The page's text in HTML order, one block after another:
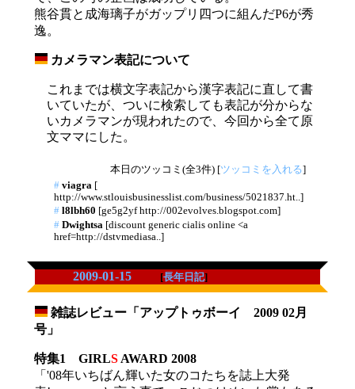
熊谷貫と成海璃子がガップリ四つに組んだP6が秀
逸。
カメラマン表記について
これまでは横文字表記から漢字表記に直して書
いていたが、ついに検索しても表記が分からな
いカメラマンが現われたので、今回から全て原
文ママにした。
本日のツッコミ(全3件) [ツッコミを入れる]
# viagra [
http://www.stlouisbusinesslist.com/business/5021837.ht..]
# l8lbh60 [ge5g2yf http://002evolves.blogspot.com]
# Dwightsa [discount generic cialis online <a
href=http://dstvmediasa..]
2009-01-15 [長年日記]
雑誌レビュー「アップトゥボーイ 2009 02月
号」
特集1 GIRLSAWARD 2008
「'08年いちばん輝いた女のコたちを誌上大発